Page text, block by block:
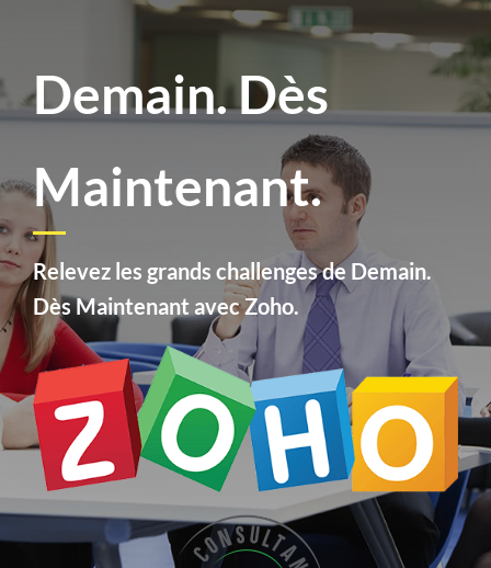
Demain. Dès
Maintenant.
Relevez les grands challenges de Demain.
Dès Maintenant avec Zoho.